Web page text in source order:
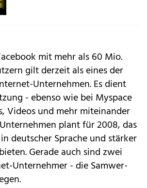
mit mehr als 60 Mio.
gilt derzeit als eines der
Unternehmen. Es dient
- ebenso wie bei Myspace
Videos und mehr miteinander
plant für 2008, das
deutscher Sprache und stärker
Gerade auch sind zwei
Unternehmer - die Samwer-